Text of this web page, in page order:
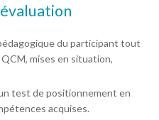
du participant tout
mises en situation,
test de positionnement en
acquises.